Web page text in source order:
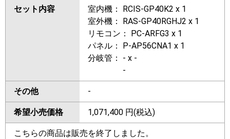
セット内容
室内機： RCIS-GP40K2 x 1
室外機： RAS-GP40RGHJ2 x 1
リモコン： PC-ARFG3 x 1
パネル： P-AP56CNA1 x 1
分岐管： - x -
-
その他 -
希望小売価格 1,071,400 円(税込)
こちらの商品は販売を終了しました。